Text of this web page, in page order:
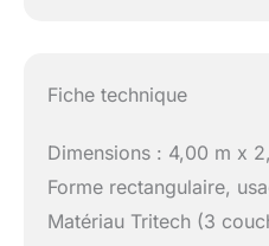
Fiche technique
Dimensions : 4,00 m x
Forme rectangulaire,
Matériau Tritech (3